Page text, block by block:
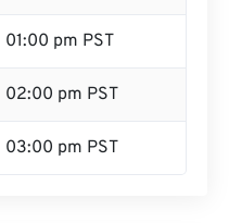
01:00 pm PST
02:00 pm PST
03:00 pm PST